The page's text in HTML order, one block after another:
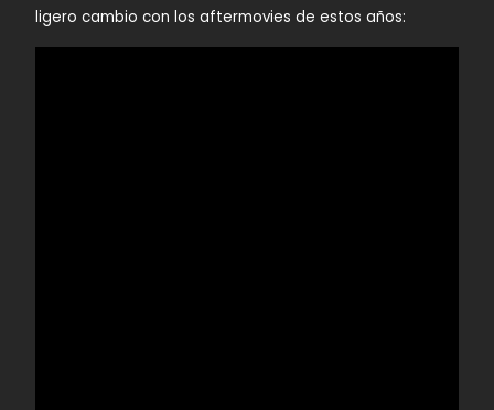
ligero cambio con los aftermovies de estos años: